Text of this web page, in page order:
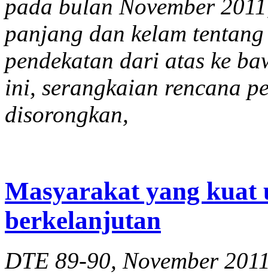
pada bulan November
panjang dan kelam
pendekatan dari atas ke
ini, serangkaian rencana
disorongkan,
Masyarakat yang kuat
berkelanjutan
DTE 89-90, November